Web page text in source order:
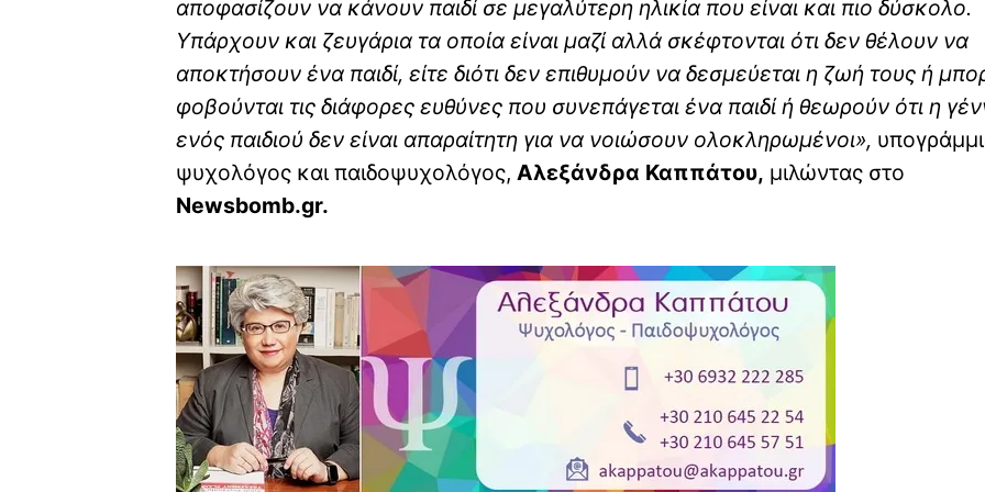
αποφασίζουν να κάνουν παιδί σε μεγαλύτερη ηλικία που είναι και πιο δύσκολο.
Υπάρχουν και ζευγάρια τα οποία είναι μαζί αλλά σκέφτονται ότι δεν θέλουν να
αποκτήσουν ένα παιδί, είτε διότι δεν επιθυμούν να δεσμεύεται η ζωή τους ή
φοβούνται τις διάφορες ευθύνες που συνεπάγεται ένα παιδί ή θεωρούν ότι η
ενός παιδιού δεν είναι απαραίτητη για να νοιώσουν ολοκληρωμένοι»,
ψυχολόγος και παιδοψυχολόγος, Αλεξάνδρα Καππάτου, μιλώντας στο
Newsbomb.gr.